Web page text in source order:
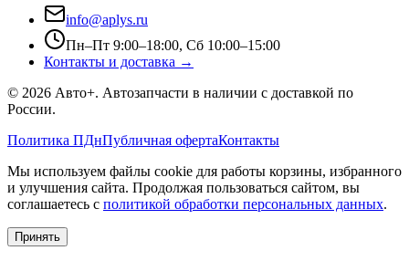
info@aplys.ru
Пн–Пт 9:00–18:00, Сб 10:00–15:00
Контакты и доставка →
© 2026 Авто+. Автозапчасти в наличии с доставкой по
России.
Политика ПДнПубличная офертаКонтакты
Мы используем файлы cookie для работы корзины, избранного
и улучшения сайта. Продолжая пользоваться сайтом, вы
соглашаетесь с политикой обработки персональных данных.
Принять